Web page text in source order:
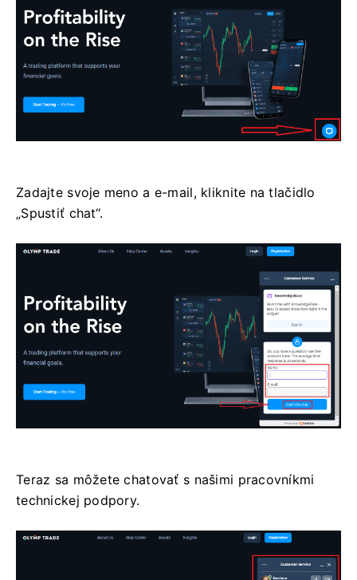
Zadajte svoje meno a e-mail, kliknite na tlačidlo
„Spustiť chat“.
Teraz sa môžete chatovať s našimi pracovníkmi
technickej podpory.